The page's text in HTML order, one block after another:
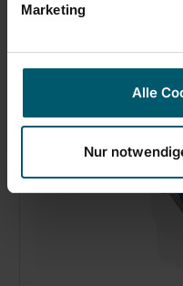
Marketing
Alle
Nur